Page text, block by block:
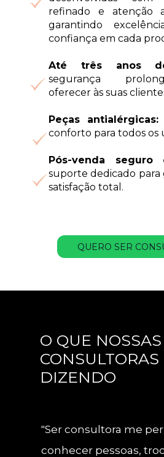
refinado e atenção
garantindo
confiança em cada
segurança
oferecer às suas
Peças antialérgicas:
conforto para todos os
suporte dedicado para
satisfação total.
QUERO SER
"Ser consultora me
conhecer pessoas,
O QUE NOSSAS
CONSULTORAS
DIZENDO